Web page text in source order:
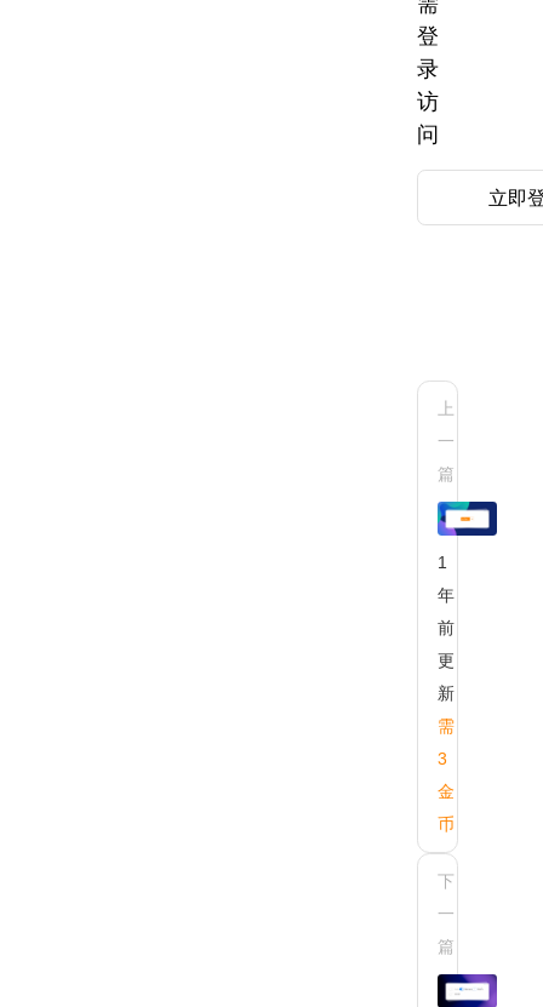
登
录
访
问
立即
上
一
篇
1
年
前
更
新
需
3
金
币
下
一
篇